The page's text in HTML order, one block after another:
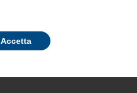
Accetta